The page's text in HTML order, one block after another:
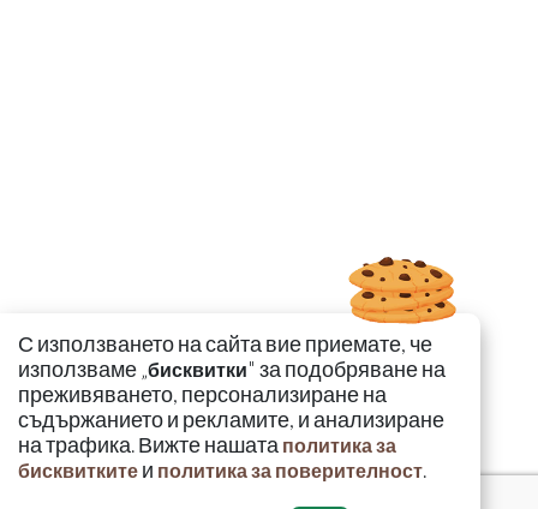
С използването на сайта вие приемате, че
използваме „бисквитки" за подобряване на
преживяването, персонализиране на
съдържанието и рекламите, и анализиране
на трафика. Вижте нашата политика за
бисквитките и политика за поверителност.